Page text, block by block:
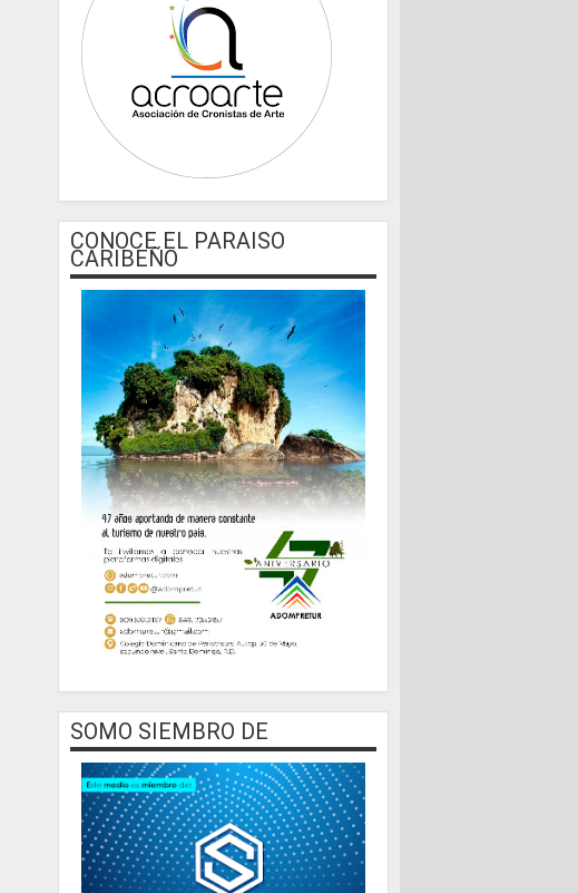
CONOCE EL PARAISO
CARIBEÑO
SOMO SIEMBRO DE